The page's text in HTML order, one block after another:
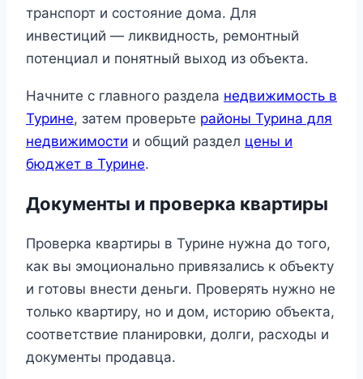
транспорт и состояние дома. Для
инвестиций — ликвидность, ремонтный
потенциал и понятный выход из объекта.
Начните с главного раздела недвижимость в
Турине, затем проверьте районы Турина для
недвижимости и общий раздел цены и
бюджет в Турине.
Документы и проверка квартиры
Проверка квартиры в Турине нужна до того,
как вы эмоционально привязались к объекту
и готовы внести деньги. Проверять нужно не
только квартиру, но и дом, историю объекта,
соответствие планировки, долги, расходы и
документы продавца.